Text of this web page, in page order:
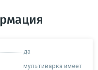
да
мультиварка имеет